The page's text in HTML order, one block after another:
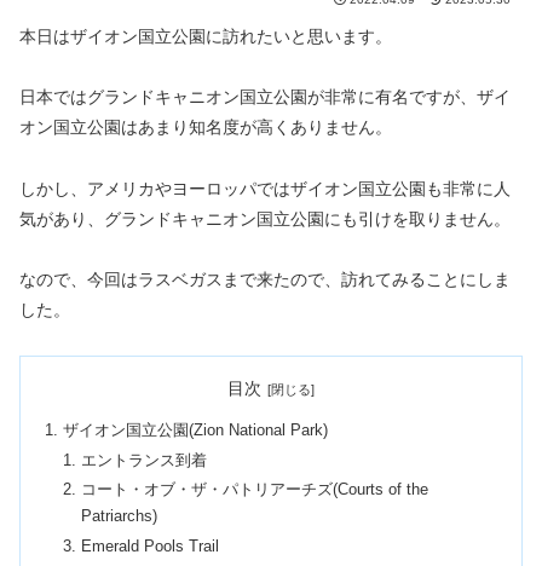
本日はザイオン国立公園に訪れたいと思います。
日本ではグランドキャニオン国立公園が非常に有名ですが、ザイ
オン国立公園はあまり知名度が高くありません。
しかし、アメリカやヨーロッパではザイオン国立公園も非常に人
気があり、グランドキャニオン国立公園にも引けを取りません。
なので、今回はラスベガスまで来たので、訪れてみることにしま
した。
目次
ザイオン国立公園(Zion National Park)
エントランス到着
コート・オブ・ザ・パトリアーチズ(Courts of the
Patriarchs)
Emerald Pools Trail